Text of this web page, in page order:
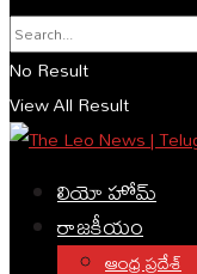
No Result
View All Result
లియో హోమ్
రాజకీయం
ఆంధ్ర ప్రదేశ్